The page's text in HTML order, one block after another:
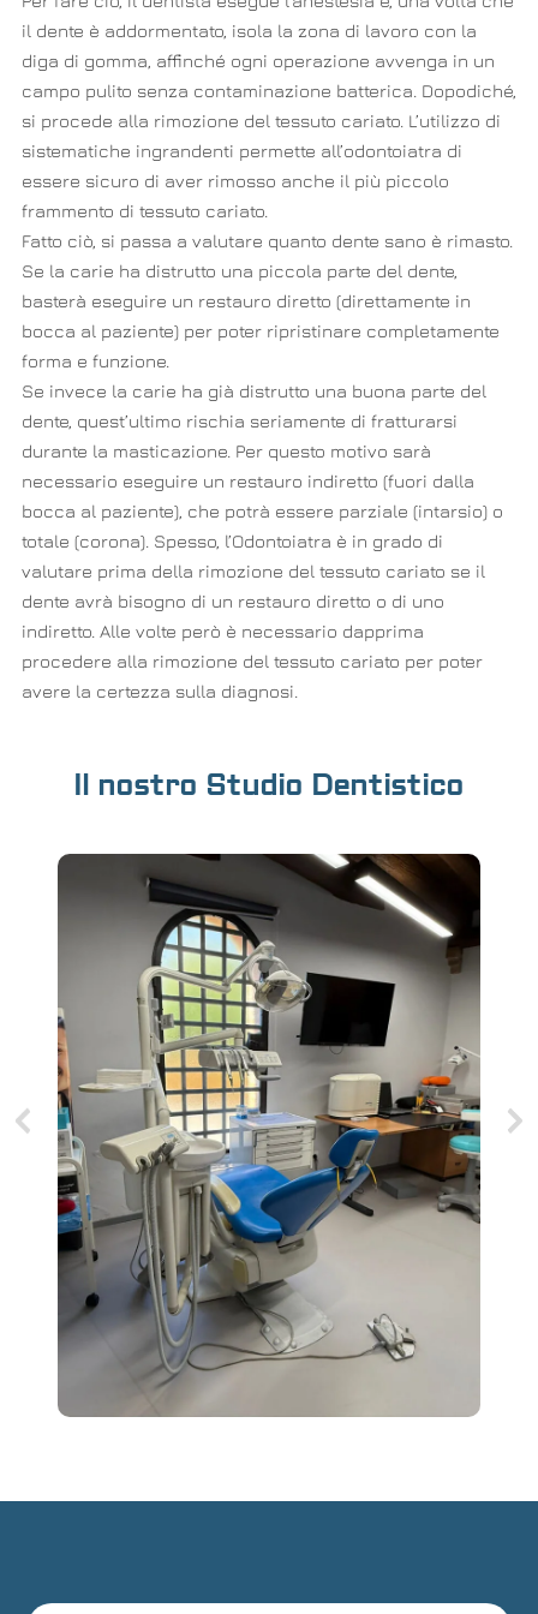
il dente è addormentato, isola la zona di lavoro con la
diga di gomma, affinché ogni operazione avvenga in un
campo pulito senza contaminazione batterica. Dopodiché,
si procede alla rimozione del tessuto cariato. L’utilizzo di
sistematiche ingrandenti permette all’odontoiatra di
essere sicuro di aver rimosso anche il più piccolo
frammento di tessuto cariato.
Fatto ciò, si passa a valutare quanto dente sano è rimasto.
Se la carie ha distrutto una piccola parte del dente,
basterà eseguire un restauro diretto (direttamente in
bocca al paziente) per poter ripristinare completamente
forma e funzione.
Se invece la carie ha già distrutto una buona parte del
dente, quest’ultimo rischia seriamente di fratturarsi
durante la masticazione. Per questo motivo sarà
necessario eseguire un restauro indiretto (fuori dalla
bocca al paziente), che potrà essere parziale (intarsio) o
totale (corona). Spesso, l’Odontoiatra è in grado di
valutare prima della rimozione del tessuto cariato se il
dente avrà bisogno di un restauro diretto o di uno
indiretto. Alle volte però è necessario dapprima
procedere alla rimozione del tessuto cariato per poter
avere la certezza sulla diagnosi.
Il nostro Studio Dentistico